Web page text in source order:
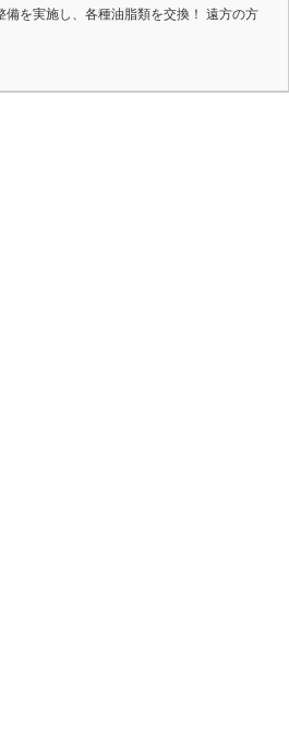
備を実施し、各種油脂類を交換！ 遠方の方